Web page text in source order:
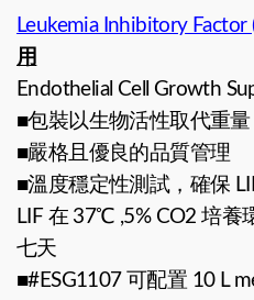
Leukemia Inhibitory Factor
用
Endothelial Cell Growth
■包裝以生物活性取代重
■嚴格且優良的品質管理
■溫度穩定性測試，確保
LIF 在 37℃ ,5% CO2 培養
七天
■#ESG1107 可配置 10 L